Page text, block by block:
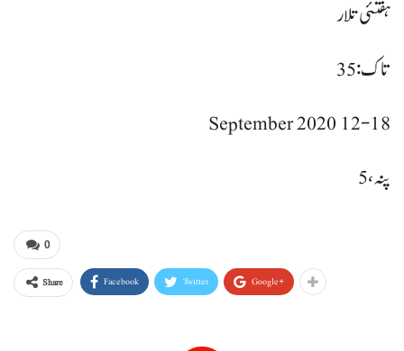
ہفتئی تلار
تاک: 35
12-18 September 2020
پنہ، 5
0
Share Facebook Twitter Google+